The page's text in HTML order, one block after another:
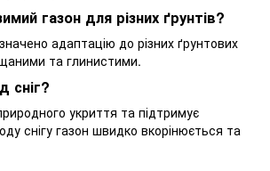
газон для різних ґрунтів?
адаптацію до різних ґрунтових
та глинистими.
сніг?
укриття та підтримує
снігу газон швидко вкорінюється та